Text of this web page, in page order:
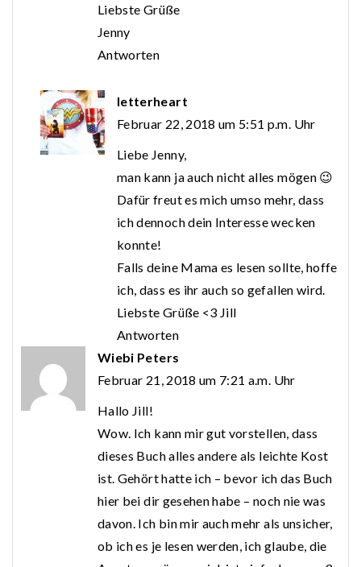
Liebste Grüße
Jenny
Antworten
letterheart
Februar 22, 2018 um 5:51 p.m. Uhr
Liebe Jenny,
man kann ja auch nicht alles mögen 😉
Dafür freut es mich umso mehr, dass
ich dennoch dein Interesse wecken
konnte!
Falls deine Mama es lesen sollte, hoffe
ich, dass es ihr auch so gefallen wird.
Liebste Grüße <3 Jill
Antworten
Wiebi Peters
Februar 21, 2018 um 7:21 a.m. Uhr
Hallo Jill!
Wow. Ich kann mir gut vorstellen, dass
dieses Buch alles andere als leichte Kost
ist. Gehört hatte ich – bevor ich das Buch
hier bei dir gesehen habe – noch nie was
davon. Ich bin mir auch mehr als unsicher,
ob ich es je lesen werden, ich glaube, die